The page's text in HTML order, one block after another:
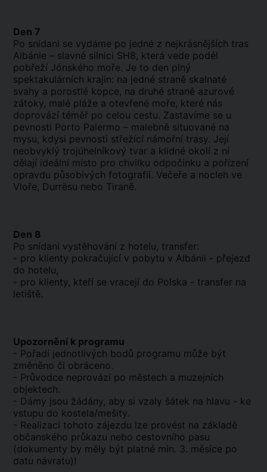
Den 7
Po snídani se vydáme po jedné z nejkrásnějších tras
Albánie – slavné silnici SH8, která vede podél
pobřeží Jónského moře. Je to den plný
spektakulárních krajin: na jedné straně skalnaté
svahy a porostlé kopce, na druhé straně azurové
zátoky, malé pláže a otevřené moře, které nás
doprovází téměř po celou cestu. Zastavíme se u
pevnosti Porto Palermo – malebně situované na
mysu, kdysi pevnosti střežící námořní trasy. Její
neobvyklý trojúhelníkový tvar a klidné okolí z ní
dělají ideální místo pro chvilku odpočinku a pořízení
opravdu působivých fotografií. Večeře a nocleh ve
Vloře, Durrësu nebo Tiraně.
Den 8
Po snídani vystěhování z hotelu, transfer:
- pro klienty pokračující v pobytu v Albánii - přejezd
do hotelu,
- pro klienty, kteří se vracejí do Polska - transfer na
letiště.
Upozornění k programu
- Pořadí jednotlivých bodů programu může být
změněno či obráceno.
- Průvodce neprovází po městech a muzejních
objektech.
- Dámy jsou žádány, aby si vzaly šátek na hlavu - ke
vstupu do kostela/mešity.
- Realizaci tohoto zájezdu lze provést na základě
občanského průkazu nebo cestovního pasu
(dokumenty by měly být platné min. 3. měsíce po
datu návratu)!